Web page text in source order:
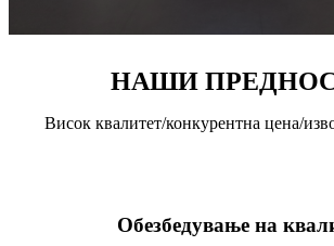
НАШИ
Висок квалитет/конкурентна цена/
Обезбедување на